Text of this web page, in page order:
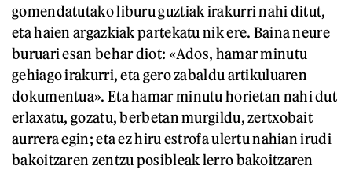
gomendatutako liburu guztiak irakurri nahi ditut,
eta haien argazkiak partekatu nik ere. Baina neure
buruari esan behar diot: «Ados, hamar minutu
gehiago irakurri, eta gero zabaldu artikuluaren
dokumentua». Eta hamar minutu horietan nahi dut
erlaxatu, gozatu, berbetan murgildu, zertxobait
aurrera egin; eta ez hiru estrofa ulertu nahian irudi
bakoitzaren zentzu posibleak lerro bakoitzaren